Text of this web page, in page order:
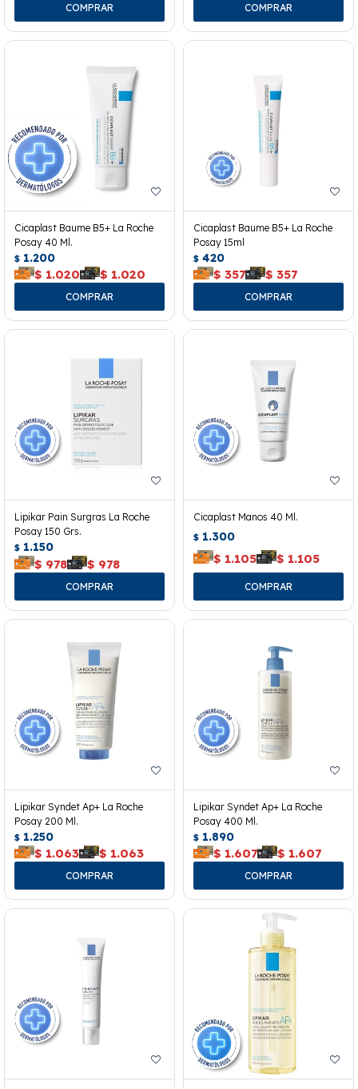
Cicaplast Baume B5+ La Roche
Posay 40 Ml.
$ 1.200
$ 1.020 $ 1.020
Cicaplast Baume B5+ La Roche
Posay 15ml
$ 420
$ 357 $ 357
Lipikar Pain Surgras La Roche
Posay 150 Grs.
$ 1.150
$ 978 $ 978
Cicaplast Manos 40 Ml.
$ 1.300
$ 1.105 $ 1.105
Lipikar Syndet Ap+ La Roche
Posay 200 Ml.
$ 1.250
$ 1.063 $ 1.063
Lipikar Syndet Ap+ La Roche
Posay 400 Ml.
$ 1.890
$ 1.607 $ 1.607